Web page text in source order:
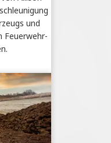
und
Feuerwehr-